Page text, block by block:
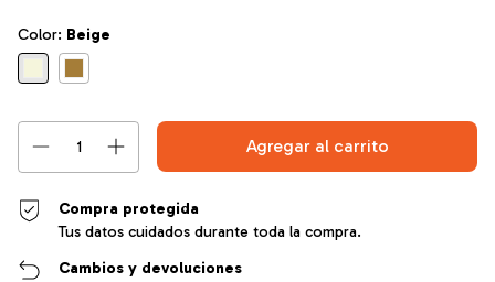
Color: Beige
Compra protegida
Tus datos cuidados durante toda la compra.
Cambios y devoluciones